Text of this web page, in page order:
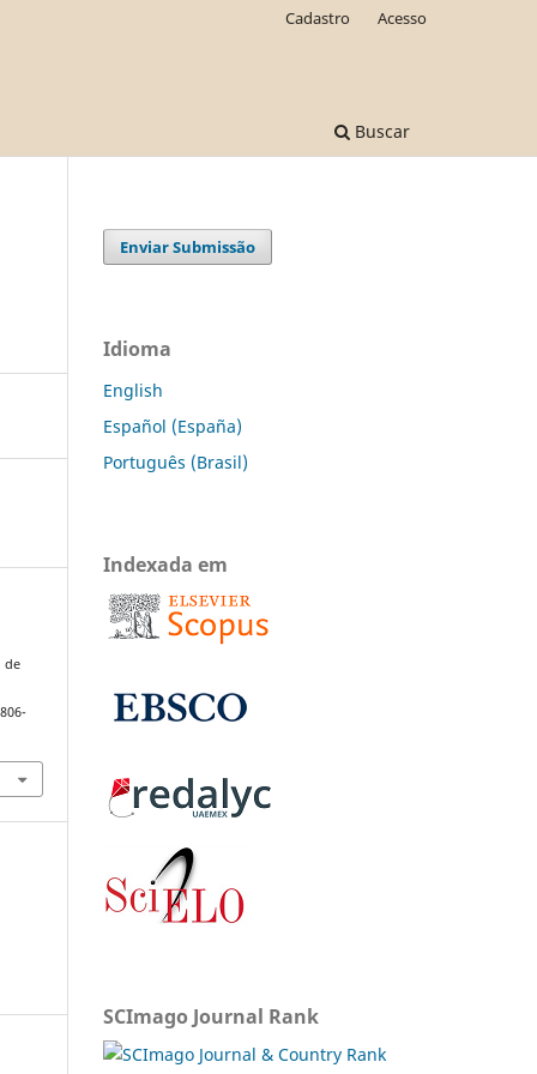
Buscar
Cadastro Acesso
de
Enviar Submissão
Idioma
English
Español (España)
Português (Brasil)
Indexada em
SCImago Journal Rank